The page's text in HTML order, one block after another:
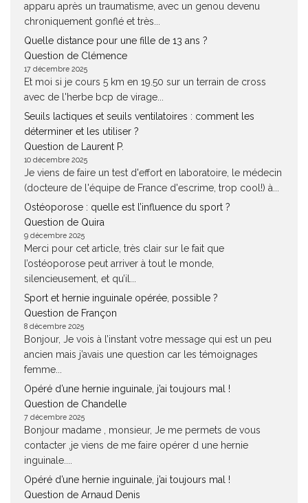
apparu après un traumatisme, avec un genou devenu
chroniquement gonflé et très...
Quelle distance pour une fille de 13 ans ?
Question de Clémence
17 décembre 2025
Et moi si je cours 5 km en 19.50 sur un terrain de cross
avec de l'herbe bcp de virage...
Seuils lactiques et seuils ventilatoires : comment les
déterminer et les utiliser ?
Question de Laurent P.
10 décembre 2025
Je viens de faire un test d'effort en laboratoire, le médecin
(docteure de l'équipe de France d'escrime, trop cool!) à...
Ostéoporose : quelle est l’influence du sport ?
Question de Quira
9 décembre 2025
Merci pour cet article, très clair sur le fait que
l’ostéoporose peut arriver à tout le monde,
silencieusement, et qu’il...
Sport et hernie inguinale opérée, possible ?
Question de Françon
8 décembre 2025
Bonjour, Je vois à l’instant votre message qui est un peu
ancien mais j’avais une question car les témoignages
femme...
Opéré d’une hernie inguinale, j’ai toujours mal !
Question de Chandelle
7 décembre 2025
Bonjour madame , monsieur, Je me permets de vous
contacter ,je viens de me faire opérer d une hernie
inguinale....
Opéré d’une hernie inguinale, j’ai toujours mal !
Question de Arnaud Denis